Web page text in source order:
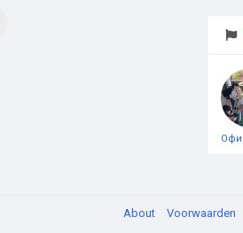
About Voorwaarden